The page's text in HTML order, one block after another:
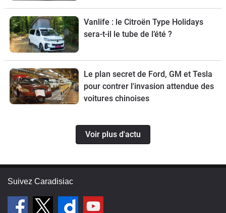
de ce break de chasse sera limitée à
70 exemplaires.
Vanlife : le Citroën Type Holidays
sera-t-il le tube de l’été ?
Le plan secret de Ford, GM et Tesla
pour contrer l'invasion attendue des
voitures chinoises
Voir plus d'actu
Suivez Caradisiac